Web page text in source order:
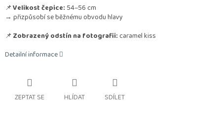
📌Velikost čepice: 54–56 cm
→ přizpůsobí se běžnému obvodu hlavy
📌Zobrazený odstín na fotografii: caramel kiss
Detailní informace
ZEPTAT SE HLÍDAT SDÍLET